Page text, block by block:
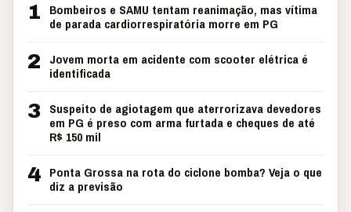
1
Bombeiros e SAMU tentam reanimação, mas vítima
de parada cardiorrespiratória morre em PG
2
Jovem morta em acidente com scooter elétrica é
identificada
3 Suspeito de agiotagem que aterrorizava devedores
em PG é preso com arma furtada e cheques de até
R$ 150 mil
4 Ponta Grossa na rota do ciclone bomba? Veja o que
diz a previsão